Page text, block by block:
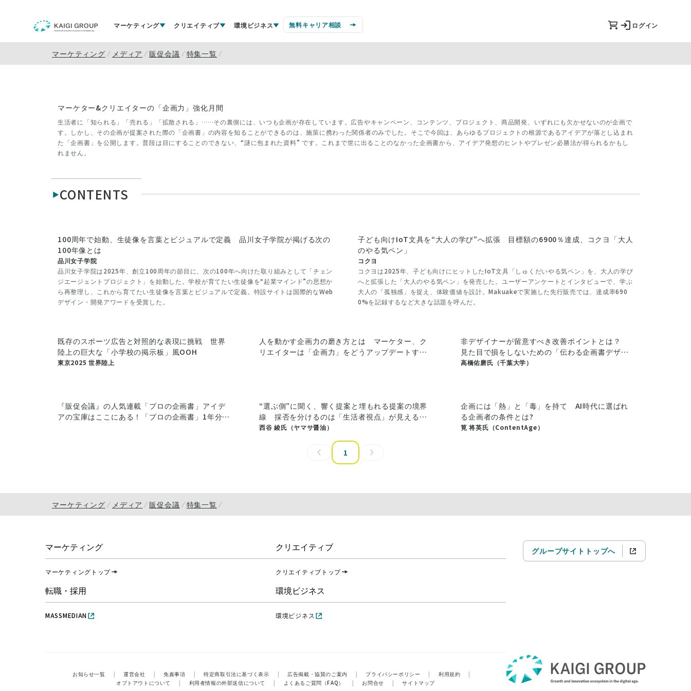
マーケティング クリエイティブ 環境ビジネス 無料キャリア相談 ログイン
マーケティング メディア 販促会議 特集一覧
マーケター&クリエイターの「企画力」強化月間
生活者に「知られる」「売れる」「拡散される」……その裏側には、いつも企画が存在しています。広告やキャンペーン、コンテンツ、プロジェクト、商品開発、いずれにも欠かせないのが企画で
す。しかし、その企画が提案された際の「企画書」の内容を知ることができるのは、施策に携わった関係者のみでした。そこで今回は、あらゆるプロジェクトの根源であるアイデアが落とし込まれ
た「企画書」を公開します。普段は目にすることのできない、“謎に包まれた資料” です。これまで世に出ることのなかった企画書から、アイデア発想のヒントやプレゼン必勝法が得られるかもし
れません。
CONTENTS
100周年で始動、生徒像を言葉とビジュアルで定義 品川女子学院が掲げる次の
100年像とは
品川女子学院
品川女子学院は2025年、創立100周年の節目に、次の100年へ向けた取り組みとして「チェン
ジエージェントプロジェクト」を始動した。学校が育てたい生徒像を“起業マインド”の思想か
ら再整理し、これから育てたい生徒像を言葉とビジュアルで定義。特設サイトは国際的なWeb
デザイン・開発アワードを受賞した。
子ども向けIoT文具を“大人の学び”へ拡張 目標額の6900％達成、コクヨ「大人
のやる気ペン」
コクヨ
コクヨは2025年、子ども向けにヒットしたIoT文具「しゅくだいやる気ペン」を、大人の学び
へと拡張した「大人のやる気ペン」を発売した。ユーザーアンケートとインタビューで、学ぶ
大人の「孤独感」を捉え、体験価値を設計。Makuakeで実施した先行販売では、達成率690
0%を記録するなど大きな話題を呼んだ。
既存のスポーツ広告と対照的な表現に挑戦 世界
陸上の巨大な「小学校の掲示板」風OOH
東京2025 世界陸上
人を動かす企画力の磨き方とは マーケター、ク
リエイターは「企画力」をどうアップデートす
非デザイナーが留意すべき改善ポイントとは？
見た目で損をしないための「伝わる企画書デザイ
ン」
高橋佑磨氏（千葉大学）
『販促会議』の人気連載「プロの企画書」アイデ
アの宝庫はここにある！「プロの企画書」1年分を
“選ぶ側”に聞く、響く提案と埋もれる提案の境界
線 採否を分けるのは「生活者視点」が見えるこ
と？
西谷 綾氏（ヤマサ醤油）
企画には「熱」と「毒」を持て AI時代に選ばれ
る企画者の条件とは?
筧 将英氏（ContentAge）
1
マーケティング メディア 販促会議 特集一覧
マーケティング
マーケティングトップ
クリエイティブ
クリエイティブトップ
転職・採用
MASSMEDIAN
環境ビジネス
環境ビジネス
お知らせ一覧 | 運営会社 | 免責事項 | 特定商取引法に基づく表示 | 広告掲載・協賛のご案内 | プライバシーポリシー | 利用規約
|
オプトアウトについて
| 利用者情報の外部送信について | よくあるご質問（FAQ） | お問合せ | サイトマップ
グループサイトトップへ